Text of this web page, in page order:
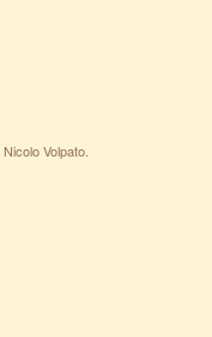
Nicolo Volpato.